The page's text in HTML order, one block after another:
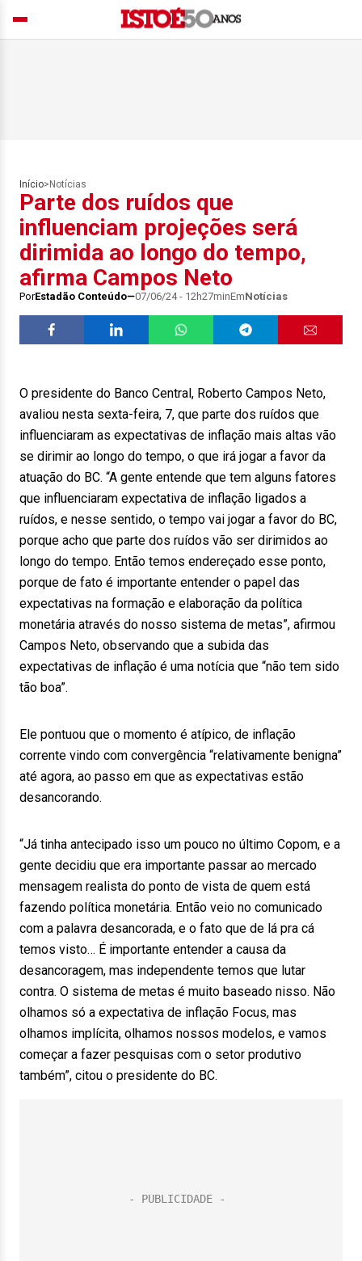
Início> Notícias
Parte dos ruídos que
influenciam projeções será
dirimida ao longo do tempo,
afirma Campos Neto
PorEstadão Conteúdo 07/06/24 - 12h27minEmNotícias
O presidente do Banco Central, Roberto Campos Neto,
avaliou nesta sexta-feira, 7, que parte dos ruídos que
influenciaram as expectativas de inflação mais altas vão
se dirimir ao longo do tempo, o que irá jogar a favor da
atuação do BC. “A gente entende que tem alguns fatores
que influenciaram expectativa de inflação ligados a
ruídos, e nesse sentido, o tempo vai jogar a favor do BC,
porque acho que parte dos ruídos vão ser dirimidos ao
longo do tempo. Então temos endereçado esse ponto,
porque de fato é importante entender o papel das
expectativas na formação e elaboração da política
monetária através do nosso sistema de metas”, afirmou
Campos Neto, observando que a subida das
expectativas de inflação é uma notícia que “não tem sido
tão boa”.
Ele pontuou que o momento é atípico, de inflação
corrente vindo com convergência “relativamente benigna”
até agora, ao passo em que as expectativas estão
desancorando.
“Já tinha antecipado isso um pouco no último Copom, e a
gente decidiu que era importante passar ao mercado
mensagem realista do ponto de vista de quem está
fazendo política monetária. Então veio no comunicado
com a palavra desancorada, e o fato que de lá pra cá
temos visto… É importante entender a causa da
desancoragem, mas independente temos que lutar
contra. O sistema de metas é muito baseado nisso. Não
olhamos só a expectativa de inflação Focus, mas
olhamos implícita, olhamos nossos modelos, e vamos
começar a fazer pesquisas com o setor produtivo
também”, citou o presidente do BC.